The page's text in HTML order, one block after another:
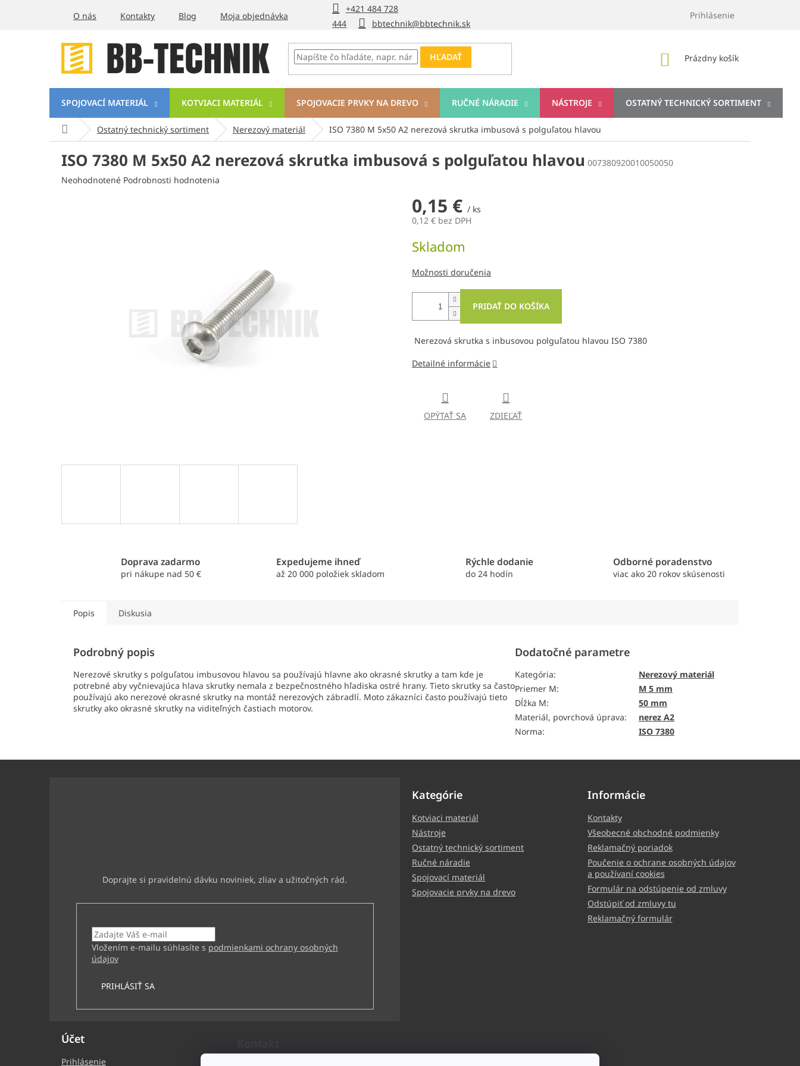
+421 484 728
444
bbtechnik@bbtechnik.sk
O nás Kontakty Blog Moja objednávka Prihlásenie
HĽADAŤ
NÁKUPNÝ
Prázdny košík
SPOJOVACÍ MATERIÁL KOTVIACI MATERIÁL SPOJOVACIE PRVKY NA DREVO RUČNÉ NÁRADIE NÁSTROJE OSTATNÝ TECHNICKÝ SORTIMENT
DomovOstatný technický sortiment Nerezový materiál ISO 7380 M 5x50 A2 nerezová skrutka imbusová s polguľatou hlavou
ISO 7380 M 5x50 A2 nerezová skrutka imbusová s polguľatou hlavou 007380920010050050
Priemerné
Neohodnotené Podrobnosti hodnotenia
0,15 € / ks
0,12 € bez DPH
cena:
Skladom
Možnosti doručenia
PRIDAŤ DO KOŠÍKA
Nerezová skrutka s inbusovou polguľatou hlavou ISO 7380
Detailné informácie
OPÝTAŤ SA ZDIEĽAŤ
Doprava zadarmo
pri nákupe nad 50 €
Expedujeme ihneď
až 20 000 položiek skladom
Rýchle dodanie
do 24 hodín
Odborné poradenstvo
viac ako 20 rokov skúsenosti
Popis Diskusia
Podrobný popis
Nerezové skrutky s polguľatou imbusovou hlavou sa používajú hlavne ako okrasné skrutky a tam kde je
potrebné aby vyčnievajúca hlava skrutky nemala z bezpečnostného hľadiska ostré hrany. Tieto skrutky sa často
používajú ako nerezové okrasné skrutky na montáž nerezových zábradlí. Moto zákazníci často používajú tieto
skrutky ako okrasné skrutky na viditeľných častiach motorov.
Dodatočné parametre
Kategória:
Nerezový materiál
Priemer M:
M 5 mm
Dĺžka M:
50 mm
Materiál, povrchová úprava:
nerez A2
Norma: ISO 7380
Vložením e-mailu súhlasíte s podmienkami ochrany osobných
údajov
PRIHLÁSIŤ SA
Kategórie
Kotviaci materiál
Nástroje
Ostatný technický sortiment
Ručné náradie
Spojovací materiál
Spojovacie prvky na drevo
Informácie
Kontakty
Všeobecné obchodné podmienky
Reklamačný poriadok
Poučenie o ochrane osobných údajov
a používaní cookies
Formulár na odstúpenie od zmluvy
Odstúpiť od zmluvy tu
Reklamačný formulár
Účet
Prihlásenie